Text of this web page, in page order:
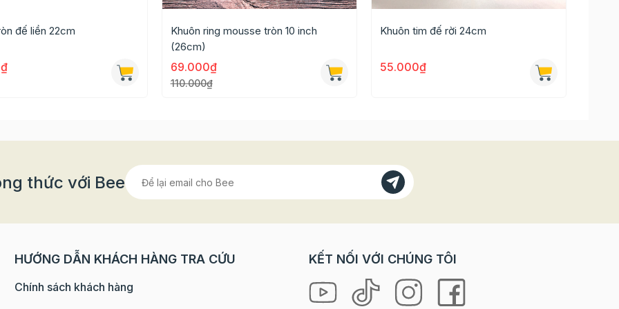
sẽ phù hợp với các bạn mới bắt đầu học làm bánh vì có giá
thể làm dần làm quen với việc sử dụng khuôn bánh.
đế liền 22cm
Khuôn ring mousse tròn 10 inch
(26cm)
69.000₫
110.000₫
Khuôn tim đế rời 24cm
55.000₫
thức với Bee
HƯỚNG DẪN KHÁCH HÀNG TRA CỨU
Chính sách khách hàng
KẾT NỐI VỚI CHÚNG TÔI